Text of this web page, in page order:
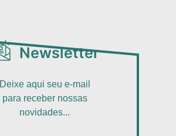
Newsletter
Deixe aqui seu e-mail
para receber nossas
novidades...